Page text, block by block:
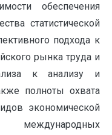
обеспечения
статистической
подхода к
рынка труда и
к анализу и
полноты охвата
экономической
международных